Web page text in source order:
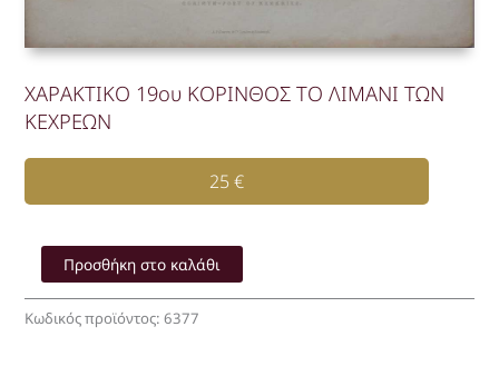
ΧΑΡΑΚΤΙΚΟ 19ου ΚΟΡΙΝΘΟΣ ΤΟ ΛΙΜΑΝΙ ΤΩΝ
ΚΕΧΡΕΩΝ
25€
ΧΑΡΑΚΤΙΚΟ
ΚΟΡΙΝΘΟΣ
ΤΟ
ΛΙΜΑΝΙ
Προσθήκη στο καλάθι
Κωδικός προϊόντος:6377